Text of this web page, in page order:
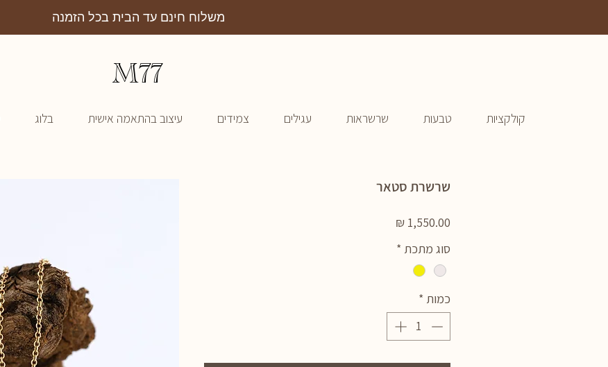
משלוח חינם עד הבית בכל הזמנה
M77
קולקציות טבעות שרשראות עגילים צמידים עיצוב בהתאמה אישית בלוג
שרשרת סטאר
סוג מתכת *
כמות *